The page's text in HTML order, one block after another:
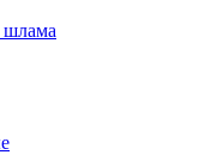
шлама